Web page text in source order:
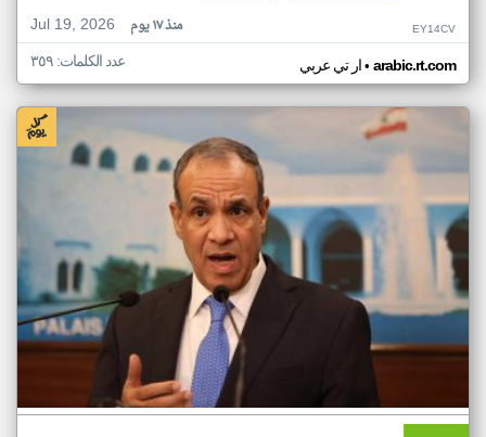
Jul 19, 2026
منذ ١٧ يوم EY14CV
ار تي عربي• arabic.rt.com عدد الكلمات: ٣٥٩